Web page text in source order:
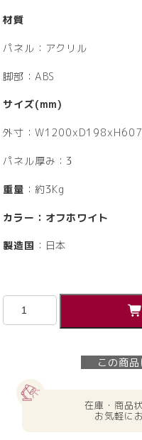
材質
パネル：アクリル
脚部：ABS
サイズ(mm)
外寸：W1200xD198xH607
パネル厚み：3
重量 ：約3Kg
カラー：オフホワイト
製造国 ：日本
【法
この商
在庫・商品
お気軽に